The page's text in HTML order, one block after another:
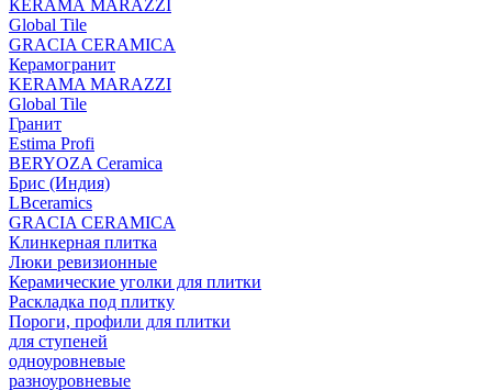
КЕRАМА MARAZZI
Global Tile
GRACIA CERAMICA
Керамогранит
KERAMA MARAZZI
Global Tile
Гранит
Estima Profi
BERYOZA Ceramica
Брис (Индия)
LBceramics
GRACIA CERAMICA
Клинкерная плитка
Люки ревизионные
Керамические уголки для плитки
Раскладка под плитку
Пороги, профили для плитки
для ступеней
одноуровневые
разноуровневые